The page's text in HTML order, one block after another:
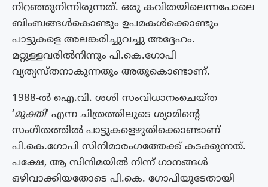
നിറഞ്ഞുനിന്നിരുന്നത്. ഒരു കവിതയിലെന്നപോലെ
ബിംബങ്ങള്‍കൊണ്ടും ഉപമകള്‍ക്കൊണ്ടും
പാട്ടുകളെ അലങ്കരിച്ചുവച്ചു അദ്ദേഹം.
മറ്റുള്ളവരിൽനിന്നും പി.കെ.ഗോപി
വ്യത്യസ്തനാകുന്നതും അതുകൊണ്ടാണ്.
1988-ല്‍ ഐ.വി. ശശി സംവിധാനംചെയ്ത
‘മുക്തി‘ എന്ന ചിത്രത്തിലൂടെ ശ്യാമിന്റെ
സംഗീതത്തില്‍ പാട്ടുകളെഴുതിക്കൊണ്ടാണ്
പി.കെ.ഗോപി സിനിമാരംഗത്തേക്ക് കടക്കുന്നത്.
പക്ഷേ, ആ സിനിമയില്‍ നിന്ന് ഗാനങ്ങള്‍
ഒഴിവാക്കിയതോടെ പി.കെ. ഗോപിയുടേതായി